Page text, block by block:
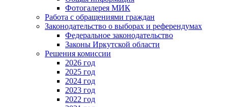
Фотогалерея МИК
Работа с обращениями граждан
Законодательство о выборах и референдумах
Федеральное законодательство
Законы Иркутской области
Решения комиссии
2026 год
2025 год
2024 год
2023 год
2022 год